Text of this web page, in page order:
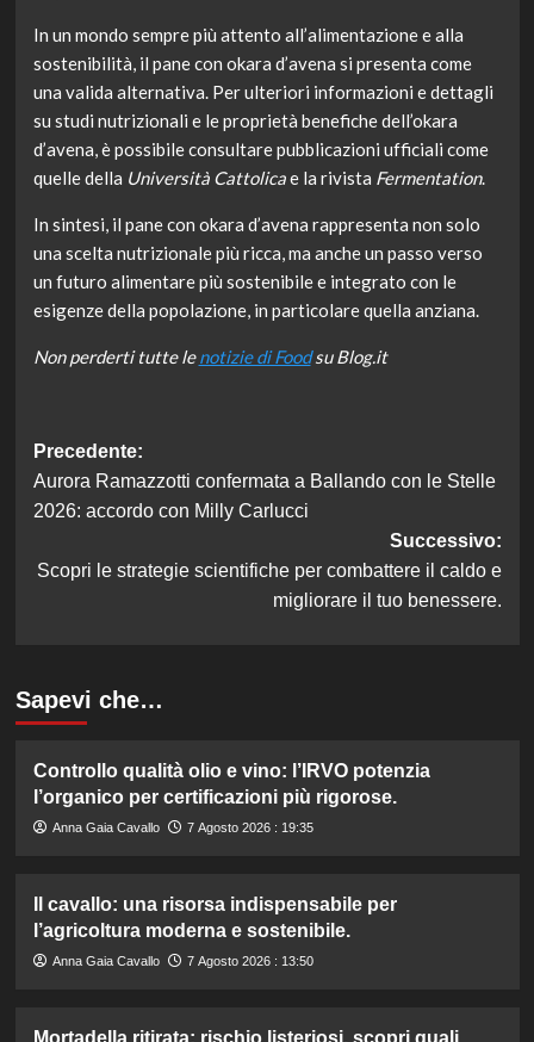
In un mondo sempre più attento all’alimentazione e alla
sostenibilità, il pane con okara d’avena si presenta come
una valida alternativa. Per ulteriori informazioni e dettagli
su studi nutrizionali e le proprietà benefiche dell’okara
d’avena, è possibile consultare pubblicazioni ufficiali come
quelle della Università Cattolicae la rivista Fermentation.
In sintesi, il pane con okara d’avena rappresenta non solo
una scelta nutrizionale più ricca, ma anche un passo verso
un futuro alimentare più sostenibile e integrato con le
esigenze della popolazione, in particolare quella anziana.
Non perderti tutte lenotizie di Foodsu Blog.it
Navigazione
articolo
Precedente:
Aurora Ramazzotti confermata a Ballando con le Stelle
2026: accordo con Milly Carlucci
Successivo:
Scopri le strategie scientifiche per combattere il caldo e
migliorare il tuo benessere.
Sapevi che…
Controllo qualità olio e vino: l’IRVO potenzia
l’organico per certificazioni più rigorose.
Anna Gaia Cavallo 7 Agosto 2026 : 19:35
Il cavallo: una risorsa indispensabile per
l’agricoltura moderna e sostenibile.
Anna Gaia Cavallo 7 Agosto 2026 : 13:50
Mortadella ritirata: rischio listeriosi, scopri quali